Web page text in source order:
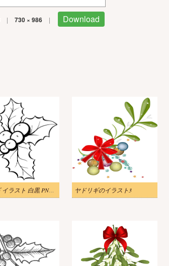
| 730 × 986 | Download
ヤドリギ イラスト 白黒 PNG イメージ ヤドリギのイラスト3